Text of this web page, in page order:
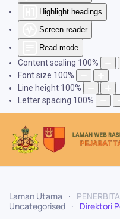
Highlight headings
Screen reader
Read mode
Content scaling 100%
Font size 100%
Line height 100%
Letter spacing 100%
Laman Utama
Uncategorised
Direktori